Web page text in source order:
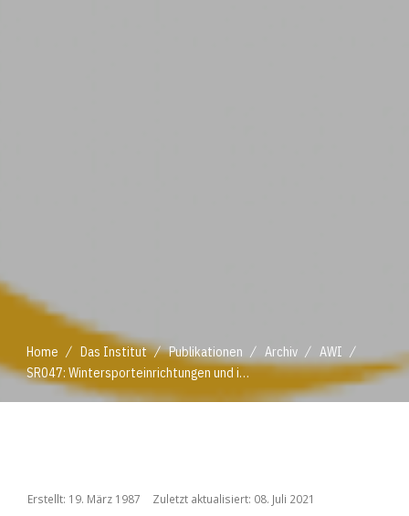
Home / Das Institut / Publikationen / Archiv / AWI /
SR047: Wintersporteinrichtungen und ihre Auswirkungen auf die Land- und Forstwirtschaft
Erstellt: 19. März 1987 Zuletzt aktualisiert: 08. Juli 2021